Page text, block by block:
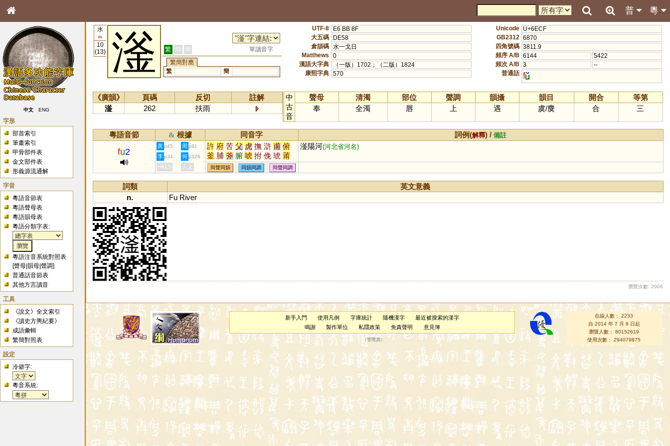
粵
普
中文 ENG
字形
部首索引
筆畫索引
甲骨部件表
金文部件表
形義源流通解
字音
粵語音節表
粵語聲母表
粵語韻母表
粵語分類字表:
粵語注音系統對照表
[聲母 |韻母 |聲調]
普通話音節表
其他方言讀音
工具
《說文》全文索引
《讀史方輿紀要》
成語彙輯
繁簡對照表
設定
冷僻字:
粵音系統:
水
85
10
(13)
滏 繁 簡 港
單讀音字
繁簡對應
繁
簡
UTF-8
E6 BB 8F
大五碼
DE58
倉頡碼 水一戈日
Matthews
0
漢語大字典
（一版）1702；（二版）1824
康熙字典 570
Unicode U+6ECF
GB2312 6870
四角號碼 3811.9
頻序 A/B 6144
5422
頻次 A/B 3
--
普通話 f
《廣韻》 頁碼 反切
註解
滏
262 扶雨
中
古
音
聲母 清濁 部位 聲調 韻攝 韻目 開合
等第
奉
全濁 唇 上 遇 虞/麌 合 三
粵語音節 & 根據 同音字 詞例(解釋) /備註
fu2
黃 p45 周 p91 許 府 苦 父 虎 撫 滸 甫 俯
釜 脯 斧 腑 唬 拊 俛 琥 莆
楛 黼 簠 頫 蚥 暊 殕 汻 柎
嘸 蜅 軵 郙 弣
滏陽河(河北省河名)
李 p34 何 p326
HKLS 人文 同聲同韻 同韻同調 同聲同調
詞類
英文意義
n.
Fu River
瀏覽次數: 2906
新手入門 使用凡例 字庫統計 隨機漢字
最近被搜索的漢字
鳴謝
製作單位 私隱政策 免責聲明 意見簿
（管理員 ）
在線人數： 2233
自 2014 年 7 月 8 日起
瀏覽人數： 80152619
使用次數： 294079875